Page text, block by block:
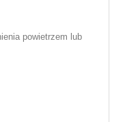
powietrzem lub